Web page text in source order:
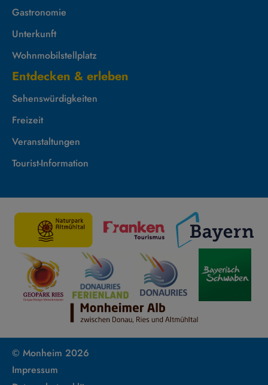
Gastronomie
Unterkunft
Wohnmobilstellplatz
Entdecken & erleben
Sehenswürdigkeiten
Freizeit
Veranstaltungen
Tourist-Information
© Monheim 2026
Impressum